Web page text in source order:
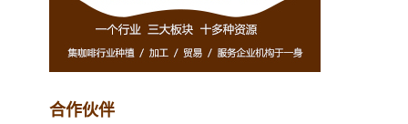
合作伙伴